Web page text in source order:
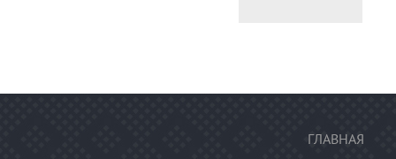
ГЛАВНАЯ